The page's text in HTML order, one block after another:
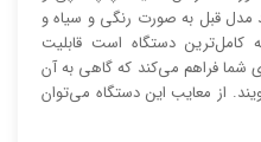
مدل قبل به صورت رنگی و سیاه و
دستگاه است قابلیت
شما فراهم می‌کند که گاهی به آن
از معایب این دستگاه می‌توان